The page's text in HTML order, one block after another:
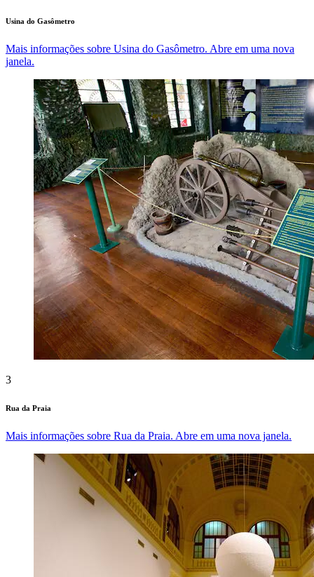
Usina do Gasômetro
Mais informações sobre Usina do Gasômetro. Abre em uma nova
janela.
3
Rua da Praia
Mais informações sobre Rua da Praia. Abre em uma nova janela.